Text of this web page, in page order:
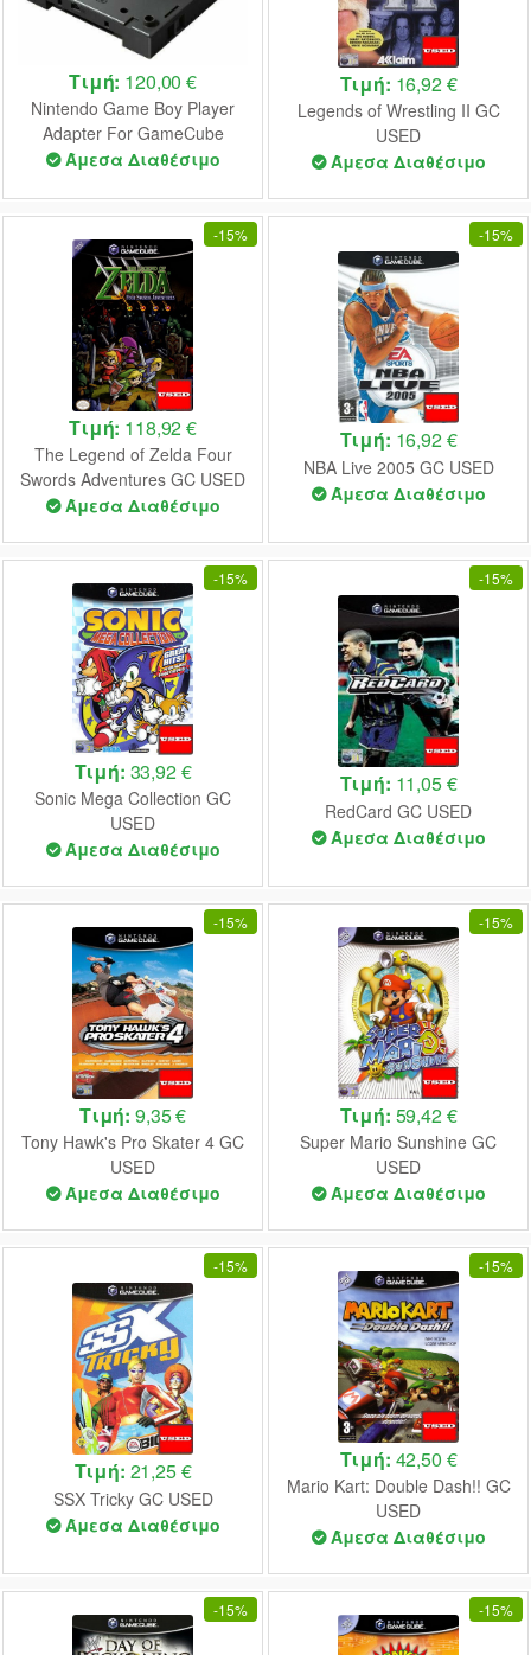
Τιμή: 120,00 €
Nintendo Game Boy Player
Adapter For GameCube
(Without Start-Up Disc) GC
Άμεσα Διαθέσιμο
Τιμή: 16,92 €
Legends of Wrestling II GC
USED
Άμεσα Διαθέσιμο
-15%
Τιμή: 118,92 €
The Legend of Zelda Four
Swords Adventures GC USED
Άμεσα Διαθέσιμο
-15%
Τιμή: 16,92 €
NBA Live 2005 GC USED
Άμεσα Διαθέσιμο
-15%
Τιμή: 33,92 €
Sonic Mega Collection GC
USED
Άμεσα Διαθέσιμο
-15%
Τιμή: 11,05 €
RedCard GC USED
Άμεσα Διαθέσιμο
-15%
Τιμή: 9,35 €
Tony Hawk's Pro Skater 4 GC
USED
Άμεσα Διαθέσιμο
-15%
Τιμή: 59,42 €
Super Mario Sunshine GC
USED
Άμεσα Διαθέσιμο
-15%
Τιμή: 21,25 €
SSX Tricky GC USED
Άμεσα Διαθέσιμο
-15%
Τιμή: 42,50 €
Mario Kart: Double Dash!! GC
USED
Άμεσα Διαθέσιμο
-15% -15%